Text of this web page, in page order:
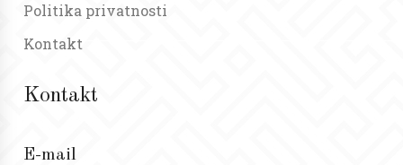
Politika privatnosti
Kontakt
Kontakt
E-mail